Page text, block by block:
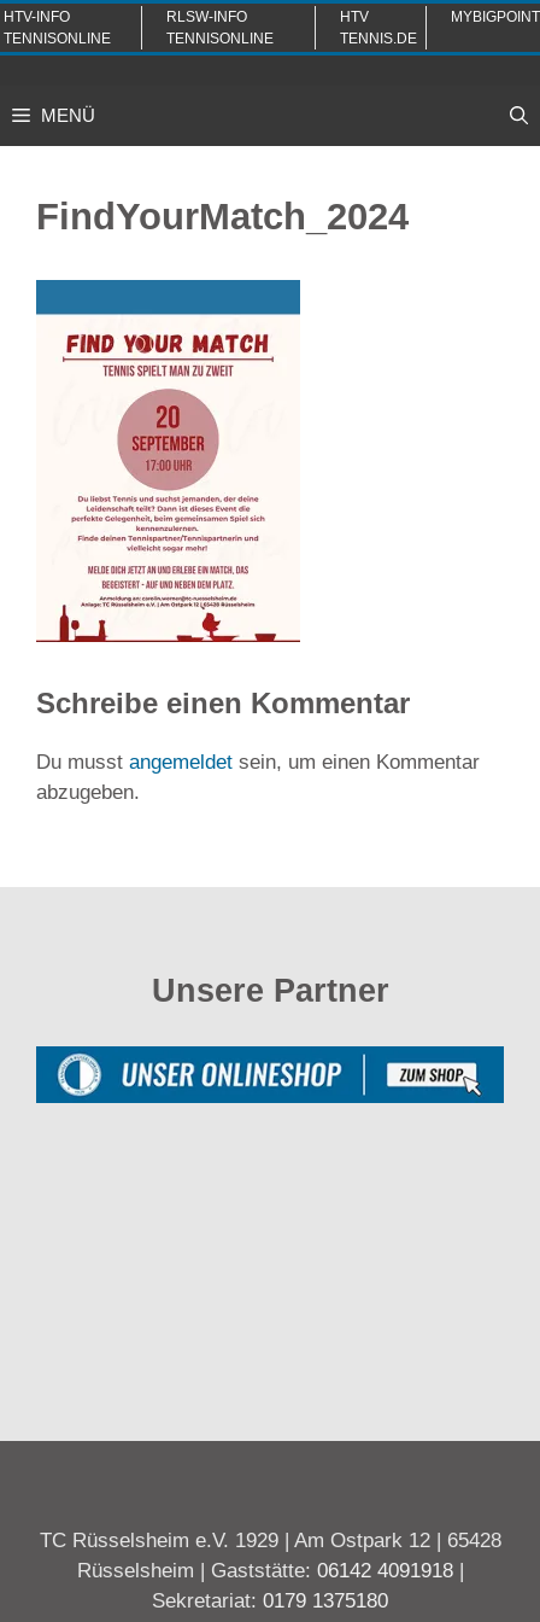
Zum
Inhalt
HTV-INFO
TENNISONLINE
RLSW-INFO
TENNISONLINE
HTV
TENNIS.DE
MYBIGPOINT
MENÜ
FindYourMatch_2024
Schreibe einen Kommentar
Du musst angemeldet sein, um einen Kommentar
abzugeben.
Unsere Partner
TC Rüsselsheim e.V. 1929 | Am Ostpark 12 | 65428
Rüsselsheim | Gaststätte: 06142 4091918|
Sekretariat: 0179 1375180